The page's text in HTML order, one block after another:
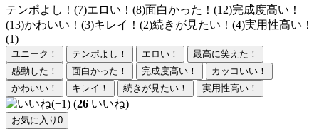
テンポよし！(7)エロい！(8)面白かった！(12)完成度高い！
(13)かわいい！(3)キレイ！(2)続きが見たい！(4)実用性高い！
(1)
ユニーク！ テンポよし！ エロい！
最高に笑えた！
感動した！
面白かった！ 完成度高い！
カッコいい！
かわいい！
キレイ！ 続きが見たい！ 実用性高い！
(26 いいね)
お気に入り 0